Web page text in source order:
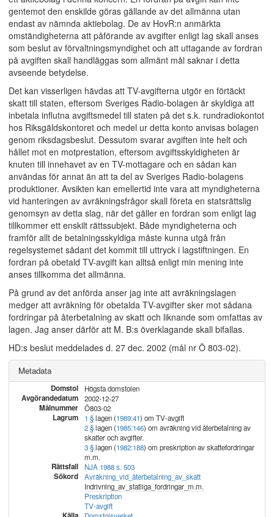
gentemot den enskilde göras gällande av det allmänna utan
endast av nämnda aktiebolag. De av HovR:n anmärkta
omständigheterna att påförande av avgifter enligt lag skall anses
som beslut av förvaltningsmyndighet och att uttagande av fordran
på avgiften skall handläggas som allmänt mål saknar i detta
avseende betydelse.
Det kan visserligen hävdas att TV-avgifterna utgör en förtäckt
skatt till staten, eftersom Sveriges Radio-bolagen är skyldiga att
inbetala influtna avgiftsmedel till staten på det s.k. rundradiokontot
hos Riksgäldskontoret och medel ur detta konto anvisas bolagen
genom riksdagsbeslut. Dessutom svarar avgiften inte helt och
hållet mot en motprestation, eftersom avgiftsskyldigheten är
knuten till innehavet av en TV-mottagare och en sådan kan
användas för annat än att ta del av Sveriges Radio-bolagens
produktioner. Avsikten kan emellertid inte vara att myndigheterna
vid hanteringen av avräkningsfrågor skall företa en statsrättslig
genomsyn av detta slag, när det gäller en fordran som enligt lag
tillkommer ett enskilt rättssubjekt. Både myndigheterna och
framför allt de betalningsskyldiga måste kunna utgå från
regelsystemet sådant det kommit till uttryck i lagstiftningen. En
fordran på obetald TV-avgift kan alltså enligt min mening inte
anses tillkomma det allmänna.
På grund av det anförda anser jag inte att avräkningslagen
medger att avräkning för obetalda TV-avgifter sker mot sådana
fordringar på återbetalning av skatt och liknande som omfattas av
lagen. Jag anser därför att M. B:s överklagande skall bifallas.
HD:s beslut meddelades d. 27 dec. 2002 (mål nr Ö 803-02).
Metadata
Domstol Högsta domstolen
Avgörandedatum 2002-12-27
Målnummer Ö803-02
Lagrum 1 §lagen (1989:41) om TV-avgift
2 §lagen (1985:146) om avräkning vid återbetalning av
skatter och avgifter.
3 §lagen (1982:188) om preskription av skattefordringar
m.m.
Rättsfall NJA 1988 s. 503
Sökord
Avräkning_vid_återbetalning_av_skatt
Indrivning_av_statliga_fordringar_m.m.
Preskription
TV-avgift